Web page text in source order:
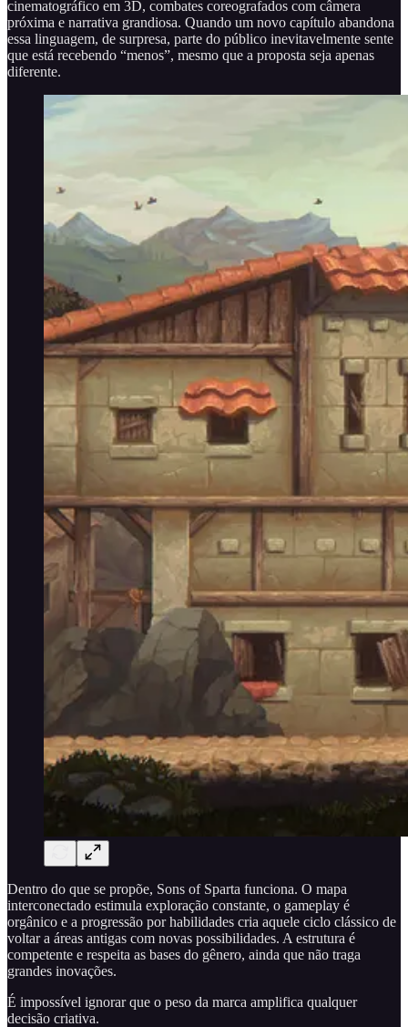
cinematográfico em 3D, combates coreografados com câmera
próxima e narrativa grandiosa. Quando um novo capítulo abandona
essa linguagem, de surpresa, parte do público inevitavelmente sente
que está recebendo “menos”, mesmo que a proposta seja apenas
diferente.
Dentro do que se propõe, Sons of Sparta funciona. O mapa
interconectado estimula exploração constante, o gameplay é
orgânico e a progressão por habilidades cria aquele ciclo clássico de
voltar a áreas antigas com novas possibilidades. A estrutura é
competente e respeita as bases do gênero, ainda que não traga
grandes inovações.
É impossível ignorar que o peso da marca amplifica qualquer
decisão criativa.